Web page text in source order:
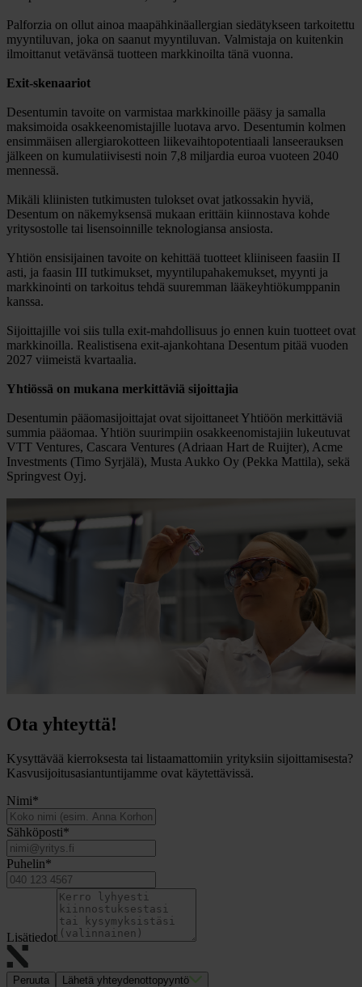
Palforzia on ollut ainoa maapähkinäallergian siedätykseen tarkoitettu
myyntiluvan, joka on saanut myyntiluvan. Valmistaja on kuitenkin
ilmoittanut vetävänsä tuotteen markkinoilta tänä vuonna.
Exit-skenaariot
Desentumin tavoite on varmistaa markkinoille pääsy ja samalla
maksimoida osakkeenomistajille luotava arvo. Desentumin kolmen
ensimmäisen allergiarokotteen liikevaihtopotentiaali lanseerauksen
jälkeen on kumulatiivisesti noin 7,8 miljardia euroa vuoteen 2040
mennessä.
Mikäli kliinisten tutkimusten tulokset ovat jatkossakin hyviä,
Desentum on näkemyksensä mukaan erittäin kiinnostava kohde
yritysostolle tai lisensoinnille teknologiansa ansiosta.
Yhtiön ensisijainen tavoite on kehittää tuotteet kliiniseen faasiin II
asti, ja faasin III tutkimukset, myyntilupahakemukset, myynti ja
markkinointi on tarkoitus tehdä suuremman lääkeyhtiökumppanin
kanssa.
Sijoittajille voi siis tulla exit-mahdollisuus jo ennen kuin tuotteet ovat
markkinoilla. Realistisena exit-ajankohtana Desentum pitää vuoden
2027 viimeistä kvartaalia.
Yhtiössä on mukana merkittäviä sijoittajia
Desentumin pääomasijoittajat ovat sijoittaneet Yhtiöön merkittäviä
summia pääomaa. Yhtiön suurimpiin osakkeenomistajiin lukeutuvat
VTT Ventures, Cascara Ventures (Adriaan Hart de Ruijter), Acme
Investments (Timo Syrjälä), Musta Aukko Oy (Pekka Mattila), sekä
Springvest Oyj.
Ota yhteyttä!
Kysyttävää kierroksesta tai listaamattomiin yrityksiin sijoittamisesta?
Kasvusijoitusasiantuntijamme ovat käytettävissä.
Nimi*
Sähköposti*
Puhelin*
Lisätiedot
Peruuta Lähetä yhteydenottopyyntö